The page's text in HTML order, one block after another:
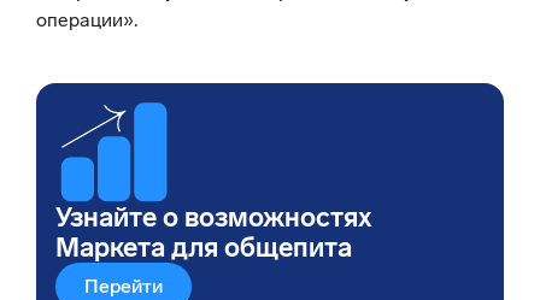
операции».
Узнайте о возможностях
Маркета для общепита
Перейти